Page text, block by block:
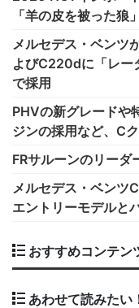
「羊の皮を被った狼
メルセデス・ベン
よびC220dに「レー
で採用
PHVの新グレードや
ジンの採用など、C
FRサルーンのリーダ
メルセデス・ベンツ
エントリーモデルと
おすすめコンテン
あわせて読みたい